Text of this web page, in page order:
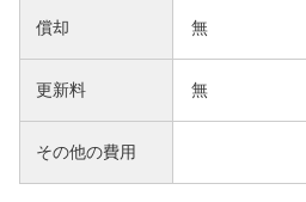
償却 無
更新料 無
その他の費用